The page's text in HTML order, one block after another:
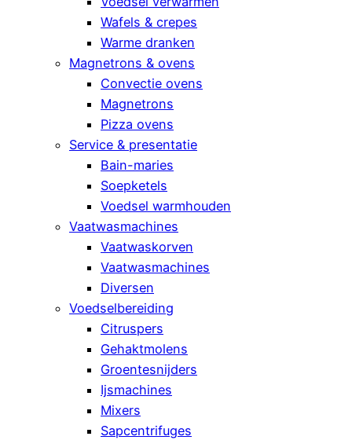
Wafels & crepes
Warme dranken
Magnetrons & ovens
Convectie ovens
Magnetrons
Pizza ovens
Service & presentatie
Bain-maries
Soepketels
Voedsel warmhouden
Vaatwasmachines
Vaatwaskorven
Vaatwasmachines
Diversen
Voedselbereiding
Citruspers
Gehaktmolens
Groentesnijders
Ijsmachines
Mixers
Sapcentrifuges